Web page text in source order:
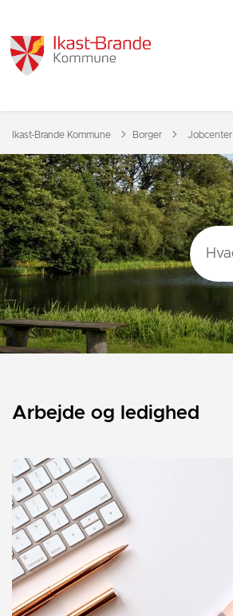
Ikast-Brande Kommune Borger
Tilbage til
Jobcenter
Arbejde og ledighed